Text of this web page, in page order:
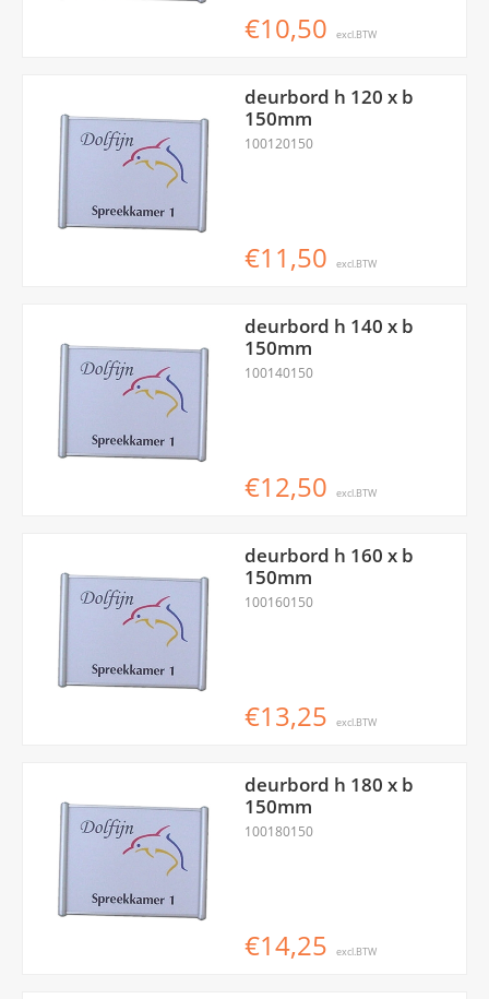
€10,50 excl.BTW
deurbord h 120 x b
150mm
100120150
€11,50 excl.BTW
deurbord h 140 x b
150mm
100140150
€12,50 excl.BTW
deurbord h 160 x b
150mm
100160150
€13,25 excl.BTW
deurbord h 180 x b
150mm
100180150
€14,25 excl.BTW